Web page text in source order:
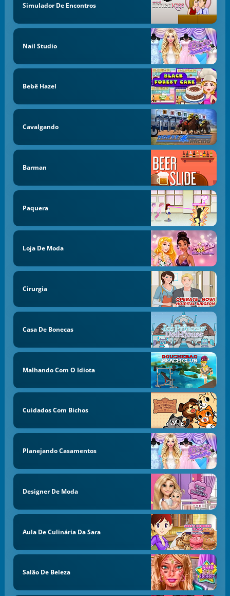
Simulador De Encontros
Nail Studio
Bebê Hazel
Cavalgando
Barman
Paquera
Loja De Moda
Cirurgia
Casa De Bonecas
Malhando Com O Idiota
Cuidados Com Bichos
Planejando Casamentos
Designer De Moda
Aula De Culinária Da Sara
Salão De Beleza